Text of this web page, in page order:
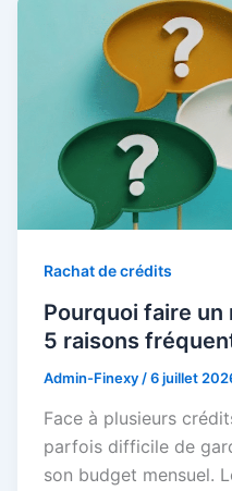
Rachat de crédits
Pourquoi faire
5 raisons
Admin-Finexy /6 juillet
Face à plusieurs
parfois difficile de
son budget mensuel.